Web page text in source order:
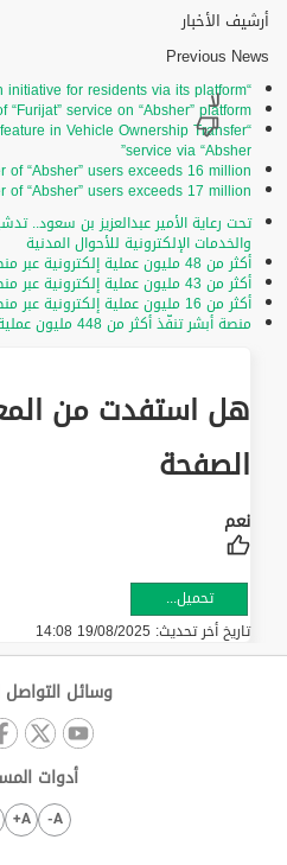
أرشيف الأخبار
Previous News
“Absher” announces a return initiative for residents via its platform
service on “Absher” platform
in Vehicle Ownership Transfer
service via “Absher”
of “Absher” users exceeds 16 million
of “Absher” users exceeds 17 million
تحت رعاية الأمير عبدالعزيز بن سعود..
والخدمات الإلكترونية للأحوال المدنية
أكثر من 48 مليون عملية إلكترونية عبر منصة "أبشر" في يونيو 2026م
أكثر من 43 مليون عملية إلكترونية عبر منصة "أبشر" في مايو 2026م
أكثر من 16 مليون عملية إلكترونية عبر منصة "أبشر" في أبريل 2026م
منصة أبشر تنفّذ أكثر من 448 مليون عملية إلكترونية في 2025م
هل استفدت من
الصفحة
تحميل...
تاريخ أخر تحديث: 19/08/2025 14:08
وسائل التواصل
أدوات
A-
A+